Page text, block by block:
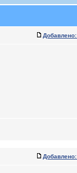
Добавлено:
Добавлено: